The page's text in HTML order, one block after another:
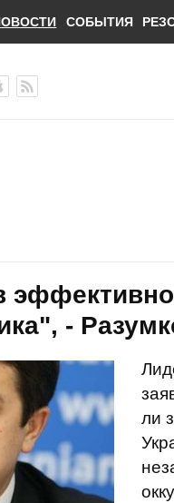
СОБЫТИЯ
-
ли